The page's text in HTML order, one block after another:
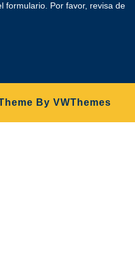
formulario. Por favor, revisa de
By VWThemes